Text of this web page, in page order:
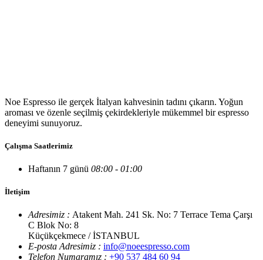
Noe Espresso ile gerçek İtalyan kahvesinin tadını çıkarın. Yoğun
aroması ve özenle seçilmiş çekirdekleriyle mükemmel bir espresso
deneyimi sunuyoruz.
Çalışma Saatlerimiz
Haftanın 7 günü 08:00 - 01:00
İletişim
Adresimiz : Atakent Mah. 241 Sk. No: 7 Terrace Tema Çarşı
C Blok No: 8
Küçükçekmece / İSTANBUL
E-posta Adresimiz : info@noeespresso.com
Telefon Numaramız : +90 537 484 60 94